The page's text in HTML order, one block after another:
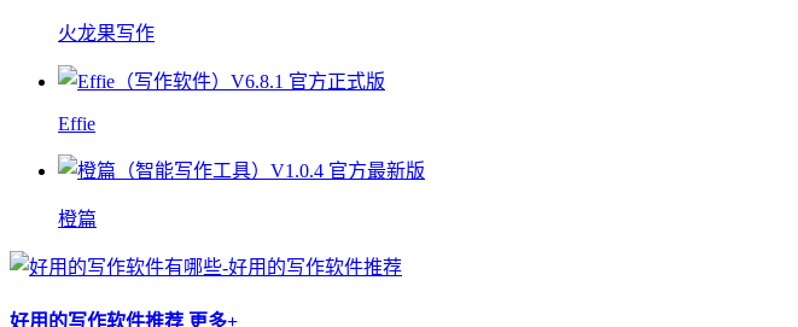
火龙果写作
Effie
橙篇
好用的写作软件推荐 更多+